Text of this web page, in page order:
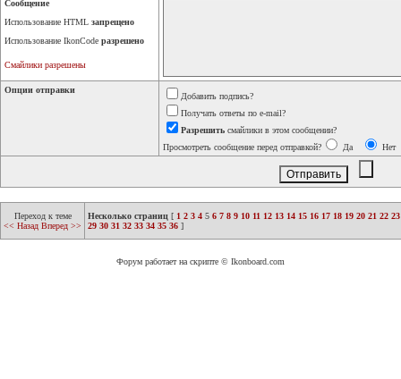
Сообщение
Использование HTML запрещено
Использование IkonCode разрешено
Смайлики разрешены
Опции отправки
Добавить подпись?
Получать ответы по e-mail?
Разрешить смайлики в этом сообщении?
Просмотреть сообщение перед отправкой?
Да Нет
Переход к теме
<< Назад Вперед >>
Несколько страниц [ 1 2 3 4 5 6 7 8 9 10 11 12 13 14 15 16 17 18 19 20 21 22 23
29 30 31 32 33 34 35 36 ]
Форум работает на скрипте © Ikonboard.com